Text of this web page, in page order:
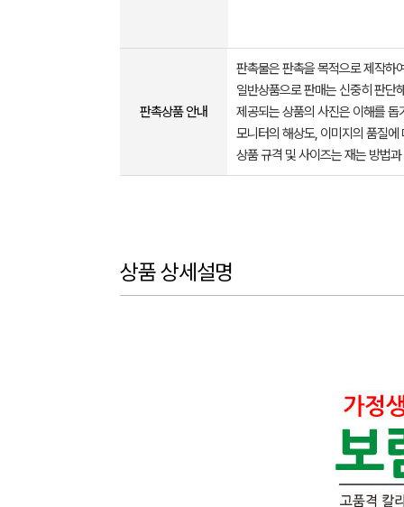
판촉상품 안내
판촉물은 판촉을 목적으로 제작하
일반상품으로 판매는 신중히 판단
제공되는 상품의 사진은 이해를
모니터의 해상도, 이미지의 품질
상품 규격 및 사이즈는 재는 방법
상품 상세설명